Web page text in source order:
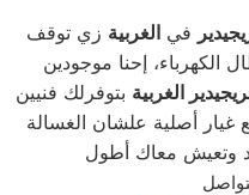
فيالغربية زي توقف
الكهرباء، إحنا موجودين
الغربية بتوفرلك فنيين
أصلية علشان الغسالة